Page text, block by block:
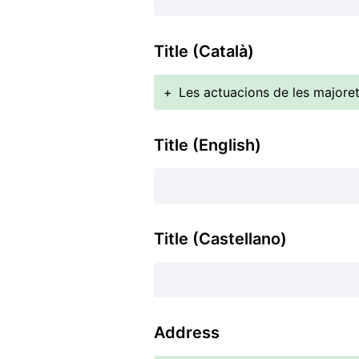
Title (Català)
+ Les actuacions de les
Title (English)
Title (Castellano)
Address